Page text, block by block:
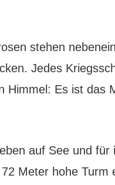
stehen
Jedes
Es ist das
auf See und für
Meter hohe Turm